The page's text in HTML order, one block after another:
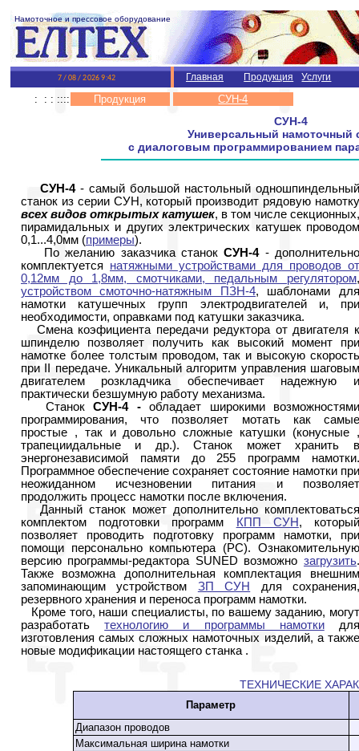
Намоточное и прессовое оборудование
Главная Продукция Услуги
: : : :::: Продукция СУН-4
СУН-4
Универсальный намоточный
с диалоговым программированием
СУН-4 - самый большой настольный одношпиндельный
станок из серии СУН, который производит рядовую намотку
всех видов открытых катушек, в том числе секционных,
пирамидальных и других электрических катушек проводом
0,1...4,0мм (примеры).
По желанию заказчика станокСУН-4 -
комплектуется натяжными устройствами для проводов от
0,12мм до 1,8мм, смотчиками, педальным регулятором,
устройством смоточно-натяжным ПЗН-4, шаблонами для
намотки катушечных групп электродвигателей и, при
необходимости, оправками под катушки заказчика.
Смена коэфициента передачи редуктора от двигателя к
шпинделю позволяет получить как высокий момент при
намотке более толстым проводом, так и высокую скорость
при II передаче. Уникальный алгоритм управления шаговым
двигателем розкладчика обеспечивает надежную и
практически безшумную работу механизма.
СтанокСУН-4 -обладает широкими возможностями
программирования, что позволяет мотать как самые
простые , так и довольно сложные катушки (конусные ,
трапециидальные и др.). Станок может хранить в
энергонезависимой памяти до 255 программ намотки.
Программное обеспечение сохраняет состояние намотки при
неожиданном исчезновении питания и позволяет
продолжить процесс намотки после включения.
Данный станок может дополнительно комплектоваться
комплектом подготовки программ
КПП СУН,
позволяет проводить подготовку программ намотки, при
помощи персонально компьютера (РС). Ознакомительную
версию программы-редактора SUNED возможно загрузить.
Также возможна дополнительная комплектация внешним
запоминающим устройством ЗП СУН
для
резервного хранения и переноса программ намотки.
Кроме того, наши специалисты, по вашему заданию, могут
разработатьтехнологию и программы намотки
изготовления самых сложных намоточных изделий, а также
новые модификации настоящего станка .
ТЕХНИЧЕСКИЕ
Параметр
Диапазон проводов
Максимальная ширина намотки